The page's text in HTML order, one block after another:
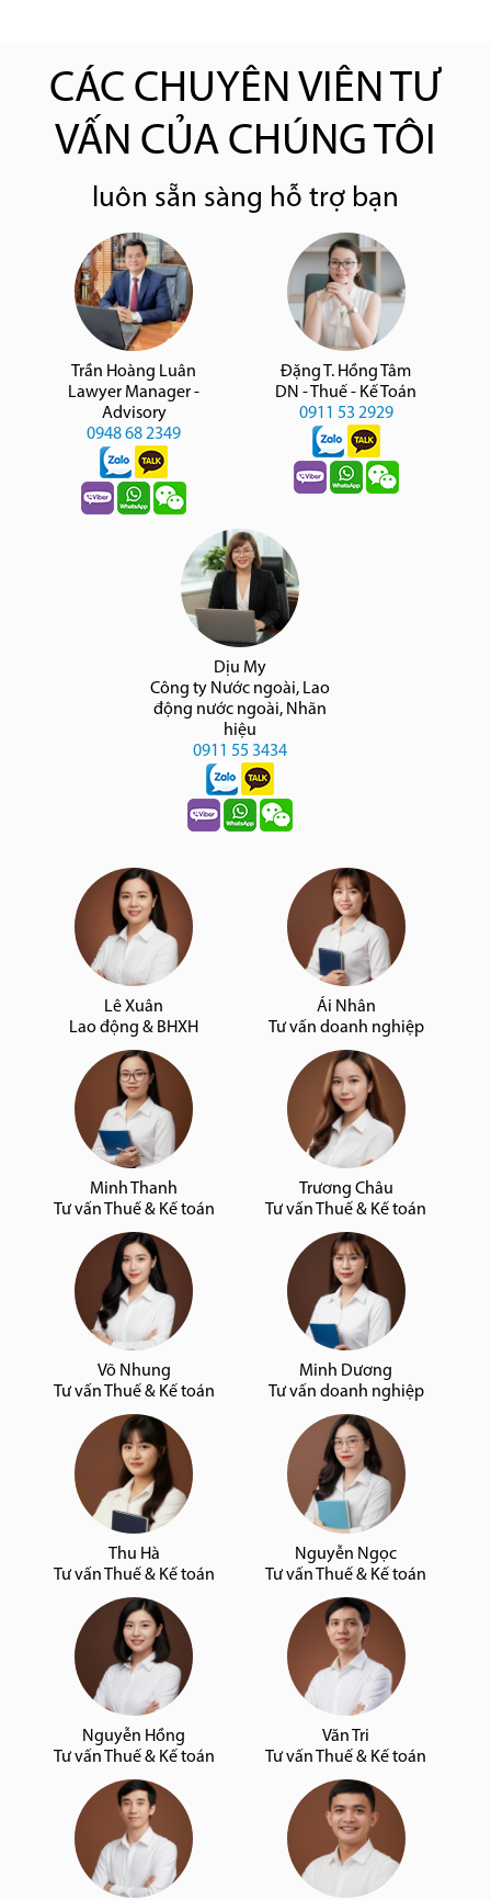
CÁC CHUYÊN VIÊN TƯ
VẤN CỦA CHÚNG TÔI
luôn sẵn sàng hỗ trợ bạn
Trần Hoàng Luân
Lawyer Manager -
Advisory
0948 68 2349
Đặng T. Hồng Tâm
DN - Thuế - Kế Toán
0911 53 2929
Dịu My
Công ty Nước ngoài, Lao
động nước ngoài, Nhãn
hiệu
0911 55 3434
Lê Xuân
Lao động & BHXH
Ái Nhân
Tư vấn doanh nghiệp
Minh Thanh
Tư vấn Thuế & Kế toán
Trương Châu
Tư vấn Thuế & Kế toán
Võ Nhung
Tư vấn Thuế & Kế toán
Minh Dương
Tư vấn doanh nghiệp
Thu Hà
Tư vấn Thuế & Kế toán
Nguyễn Ngọc
Tư vấn Thuế & Kế toán
Nguyễn Hồng
Tư vấn Thuế & Kế toán
Văn Tri
Tư vấn Thuế & Kế toán